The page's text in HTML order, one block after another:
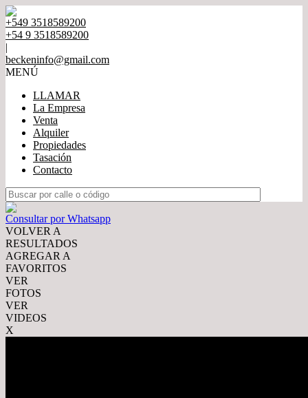
+549 3518589200
+54 9 3518589200
|
beckeninfo@gmail.com
MENÚ
LLAMAR
La Empresa
Venta
Alquiler
Propiedades
Tasación
Contacto
Consultar por Whatsapp
VOLVER A
RESULTADOS
AGREGAR A
FAVORITOS
VER
FOTOS
VER
VIDEOS
X